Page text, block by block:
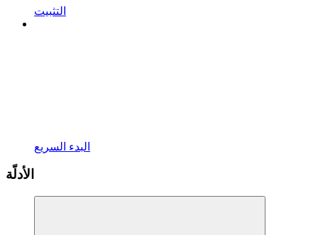
التثبيت
البدء السريع
الأدلّة